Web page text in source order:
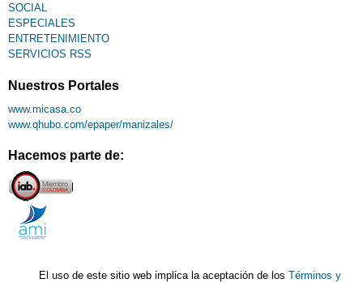
SOCIAL
ESPECIALES
ENTRETENIMIENTO
SERVICIOS RSS
Nuestros Portales
www.micasa.co
www.qhubo.com/epaper/manizales/
Hacemos parte de:
El uso de este sitio web implica la aceptación de los Términos y